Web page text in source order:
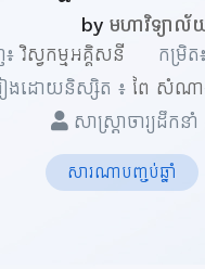
by មហាវិទ្យាល័
៖វិស្វកម្មអគ្គិសនី កម្រិត
ៀងដោយនិស្សិត ៖ ពៃ សំណ
សាស្ត្រាចារ្យដឹកនាំ
សារណាបញ្ចប់ឆ្នាំ